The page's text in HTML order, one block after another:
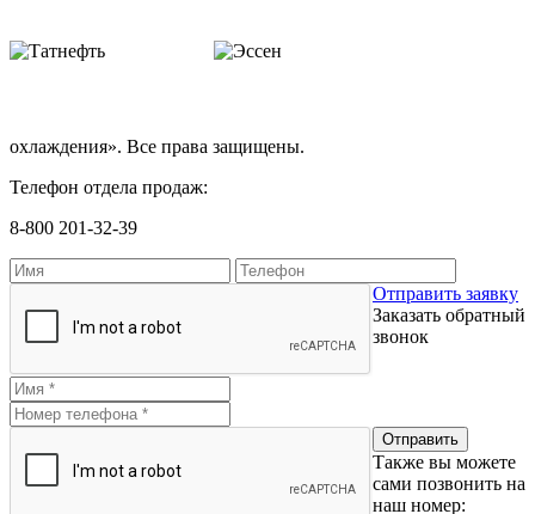
охлаждения». Все права защищены.
Телефон отдела продаж:
8-800 201-32-39
Отправить заявку
Заказать обратный
звонок
Также вы можете
сами позвонить на
наш номер: